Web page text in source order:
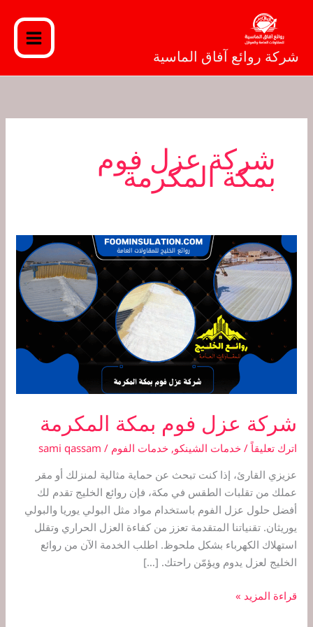
المحتوى
شركة روائع آفاق الماسية
شركة عزل فوم
بمكة المكرمة
شركة عزل فوم بمكة المكرمة
اترك تعليقاً /خدمات الشينكو,خدمات الفوم /
sami qassam
عزيزي القارئ، إذا كنت تبحث عن حماية مثالية لمنزلك أو مقر
عملك من تقلبات الطقس في مكة، فإن روائع الخليج تقدم لك
أفضل حلول عزل الفوم باستخدام مواد مثل البولي يوريا والبولي
يوريثان. تقنياتنا المتقدمة تعزز من كفاءة العزل الحراري وتقلل
استهلاك الكهرباء بشكل ملحوظ. اطلب الخدمة الآن من روائع
الخليج لعزل يدوم ويؤمّن راحتك. […]
شركة
عزل
فوم
بمكة
المكرمة
قراءة المزيد »